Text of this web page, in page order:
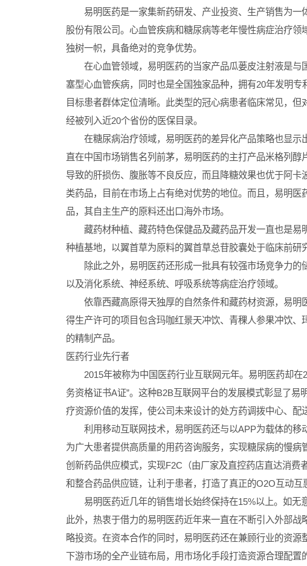
易明医药是一家集新药研发、产业投资、生产销售为一
股份有限公司。心血管疾病和糖尿病等老年慢性病症治疗
独树一帜，具备绝对的竞争优势。
在心血管领域，易明医药的当家产品瓜蒌皮注射液是与
塞型心血管疾病，同时也是全国独家品种，拥有20年发明
目标患者群体定位清晰。此类型的冠心病患者临床常见，
经被列入近20个省份的医保目录。
在糖尿病治疗领域，易明医药的差异化产品策略也显示
直在中国市场销售名列前茅，易明医药的主打产品米格列
导致的肝损伤、腹胀等不良反应，而且降糖效果也优于阿
类药品，目前在市场上占有绝对优势的地位。而且，易明
品，其自主生产的原料还出口海外市场。
藏药材种植、藏药特色保健品及藏药品开发一直也是易
种植基地，以翼首草为原料的翼首草总苷胶囊处于临床前研
除此之外，易明医药还形成一批具有较强市场竞争力的
以及消化系统、神经系统、呼吸系统等病症治疗领域。
依靠西藏高原得天独厚的自然条件和藏药材资源，易明
得生产许可的项目包含玛咖红景天冲饮、青稞人参果冲饮
的精制产品。
医药行业先行者
2015年被称为中国医药行业互联网元年。易明医药却在
务资格证书A证”。这种B2B互联网平台的发展模式彰显了
疗资源价值的发挥，使公司未来设计的处方药调拨中心、配
利用移动互联网技术，易明医药还与以APP为载体的移
为广大患者提供高质量的用药咨询服务，实现糖尿病的慢
创新药品供应模式，实现F2C（由厂家及直控药店直达消
和整合药品供应链，让利于患者，打造了真正的O2O互动互
易明医药近几年的销售增长始终保持在15%以上。如无
此外，热衷于借力的易明医药近年来一直在不断引入外部
略投资。在资本合作的同时，易明医药还在兼顾行业的资
下游市场的全产业链布局，用市场化手段打造资源合理配置